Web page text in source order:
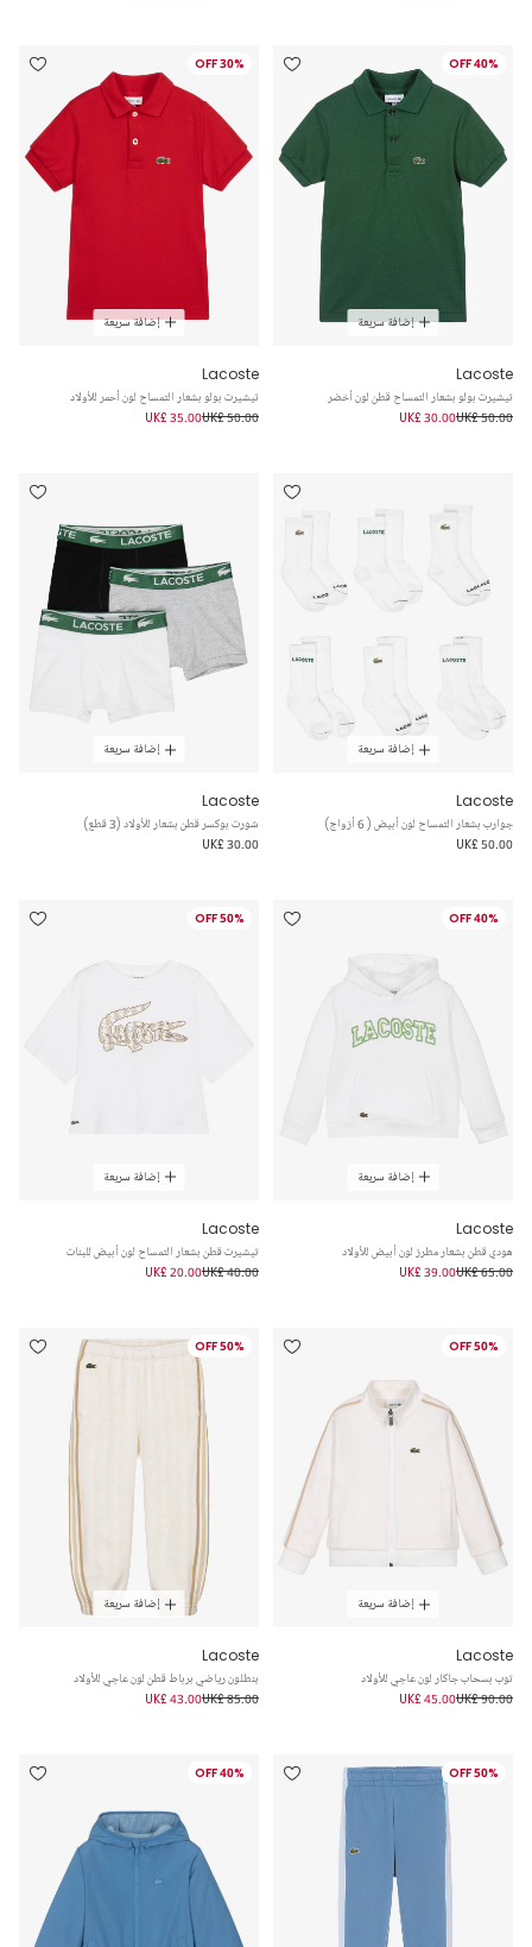
40% OFF
إضافة سريعة
Lacoste
تيشيرت بولو بشعار التمساح قطن لون أخضر
UK£ 50.00
UK£ 30.00
30% OFF
إضافة سريعة
Lacoste
تيشيرت بولو بشعار التمساح لون أحمر للأولاد
UK£ 50.00
UK£ 35.00
إضافة سريعة
Lacoste
جوارب بشعار التمساح لون أبيض ( 6 أزواج)
UK£ 50.00
إضافة سريعة
Lacoste
شورت بوكسر قطن بشعار للأولاد (3 قطع)
UK£ 30.00
40% OFF
إضافة سريعة
Lacoste
هودي قطن بشعار مطرز لون أبيض للأولاد
UK£ 65.00
UK£ 39.00
50% OFF
إضافة سريعة
Lacoste
تيشيرت قطن بشعار التمساح لون أبيض للبنات
UK£ 40.00
UK£ 20.00
50% OFF
إضافة سريعة
Lacoste
توب بسحاب جاكار لون عاجي للأولاد
UK£ 90.00
UK£ 45.00
50% OFF
إضافة سريعة
Lacoste
بنطلون رياضي برباط قطن لون عاجي للأولاد
UK£ 85.00
UK£ 43.00
50% OFF
40% OFF